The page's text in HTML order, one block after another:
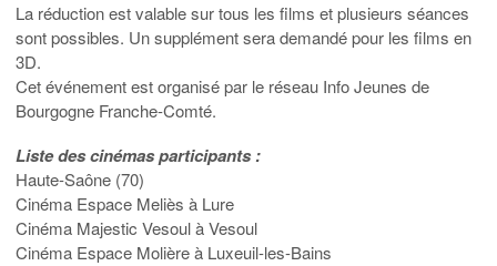
La réduction est valable sur tous les films et plusieurs séances
sont possibles. Un supplément sera demandé pour les films en
3D.
Cet événement est organisé par le réseau Info Jeunes de
Bourgogne Franche-Comté.
Liste des cinémas participants :
Haute-Saône (70)
Cinéma Espace Meliès à Lure
Cinéma Majestic Vesoul à Vesoul
Cinéma Espace Molière à Luxeuil-les-Bains